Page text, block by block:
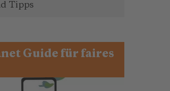
Tipps
Guide für faires